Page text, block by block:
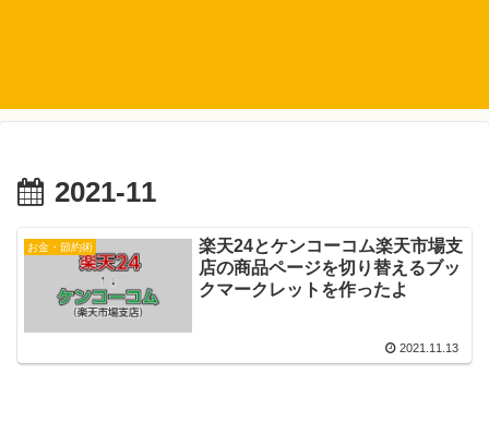
2021-11
お金・節約術
楽天24とケンコーコム楽天市場支
店の商品ページを切り替えるブッ
クマークレットを作ったよ
2021.11.13